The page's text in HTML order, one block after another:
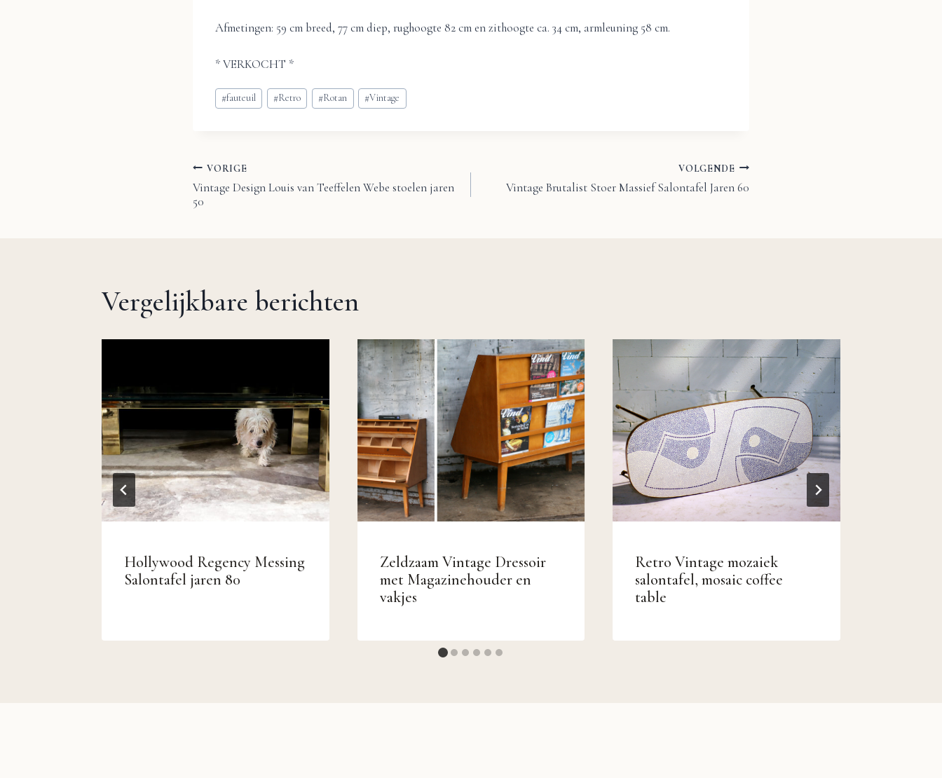
Afmetingen: 59 cm breed, 77 cm diep, rughoogte 82 cm en zithoogte ca. 34 cm, armleuning 58 cm.
* VERKOCHT *
Bericht
tags:
#fauteuil #Retro #Rotan #Vintage
Bericht
VORIGE
Vintage Design Louis van Teeffelen Webe stoelen jaren
50
VOLGENDE
Vintage Brutalist Stoer Massief Salontafel Jaren 60
Vergelijkbare berichten
Hollywood Regency Messing
Salontafel jaren 80
Zeldzaam Vintage Dressoir
met Magazinehouder en
vakjes
Retro Vintage mozaiek
salontafel, mosaic coffee
table